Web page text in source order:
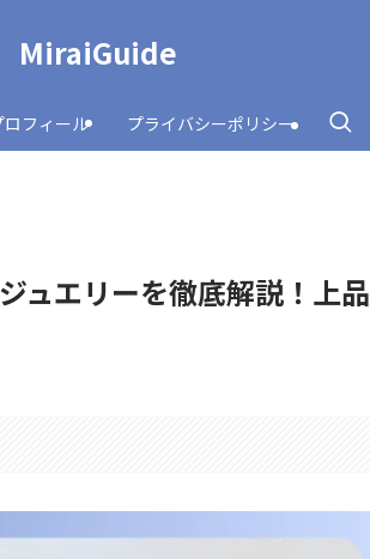
MiraiGuide
ロフィール プライバシーポリシー
ュエリーを徹底解説！上品